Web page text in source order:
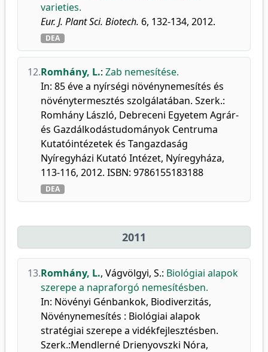
varieties.
Eur. J. Plant Sci. Biotech. 6, 132-134, 2012.
DEA
12.Romhány, L.: Zab nemesítése.
In: 85 éve a nyírségi növénynemesítés és
növénytermesztés szolgálatában. Szerk.:
Romhány László, Debreceni Egyetem Agrár-
és Gazdálkodástudományok Centruma
Kutatóintézetek és Tangazdaság
Nyíregyházi Kutató Intézet, Nyíregyháza,
113-116, 2012. ISBN: 9786155183188
DEA
2011
13.Romhány, L., Vágvölgyi, S.: Biológiai alapok
szerepe a napraforgó nemesítésben.
In: Növényi Génbankok, Biodiverzitás,
Növénynemesítés : Biológiai alapok
stratégiai szerepe a vidékfejlesztésben.
Szerk.:Mendlerné Drienyovszki Nóra,